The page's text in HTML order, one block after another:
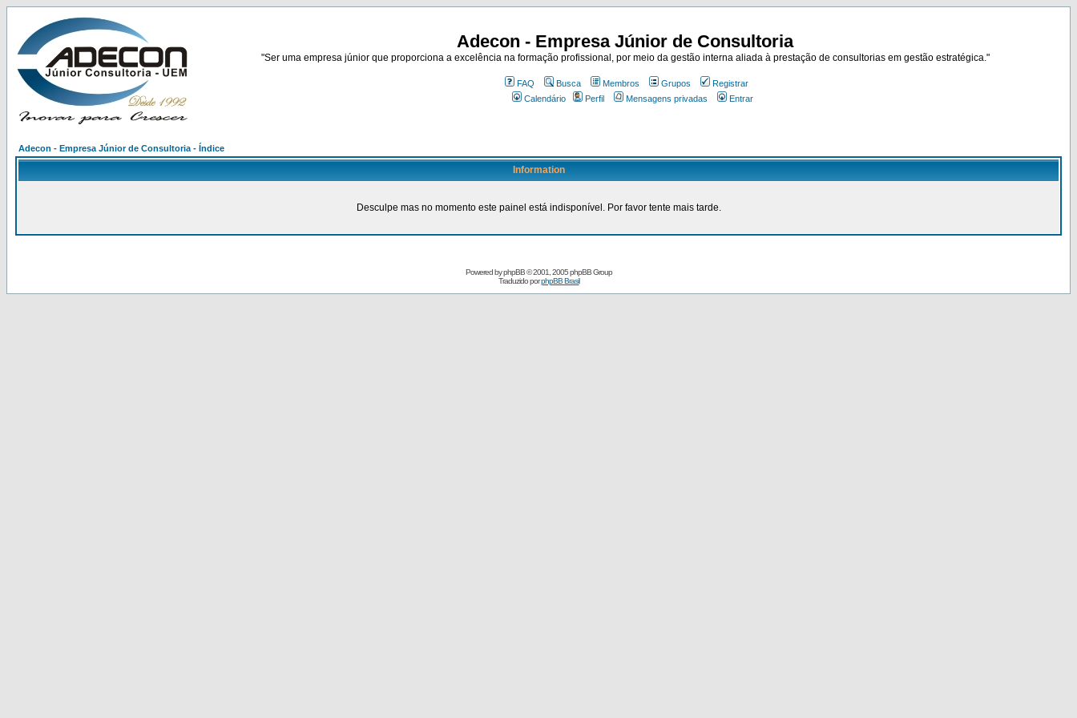
Adecon - Empresa Júnior de Consultoria
"Ser uma empresa júnior que proporciona a excelência na formação profissional, por meio da gestão interna aliada à prestação de consultorias em gestão estratégica."
FAQ Busca Membros Grupos
Registrar
Calendário
Perfil Mensagens privadas Entrar
Adecon - Empresa Júnior de Consultoria - Índice
Information
Desculpe mas no momento este painel está indisponível. Por favor tente mais tarde.
Powered byphpBB© 2001, 2005 phpBB Group
Traduzido porphpBB Brasil